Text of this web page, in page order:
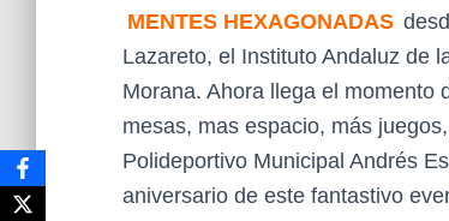
MENTES HEXAGONADAS
Lazareto, el Instituto Andaluz de
Morana. Ahora llega el momento
mesas, mas espacio, más
Polideportivo Municipal Andrés
aniversario de este fantastivo